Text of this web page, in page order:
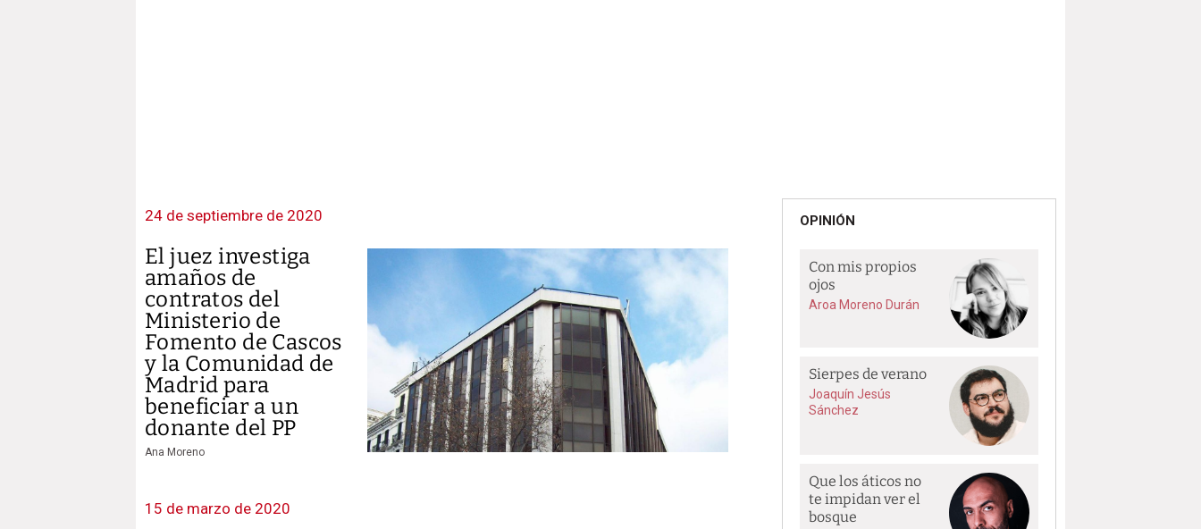
24 de septiembre de 2020
El juez investiga
amaños de
contratos del
Ministerio de
Fomento de Cascos
y la Comunidad de
Madrid para
beneficiar a un
donante del PP
Ana Moreno
15 de marzo de 2020
OPINIÓN
Con mis propios
ojos
Aroa Moreno Durán
Sierpes de verano
Joaquín Jesús
Sánchez
Que los áticos no
te impidan ver el
bosque